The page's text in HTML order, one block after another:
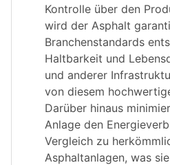
Kontrolle über den
wird der Asphalt
Branchenstandards
Haltbarkeit und
und anderer
von diesem
Darüber hinaus
Anlage den
Vergleich zu
Asphaltanlagen, was